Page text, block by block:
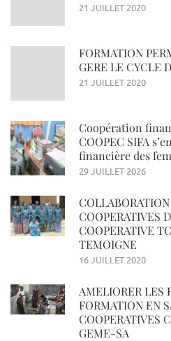
21 JUILLET 2020
FORMATION
GERE LE CYCLE
21 JUILLET 2020
Coopération
COOPEC SIFA
financière des
29 JUILLET 2026
COOPERATIVES
COOPERATIVE
TEMOIGNE
16 JUILLET 2020
AMELIORER LES
FORMATION EN
COOPERATIVES
GEME-SA